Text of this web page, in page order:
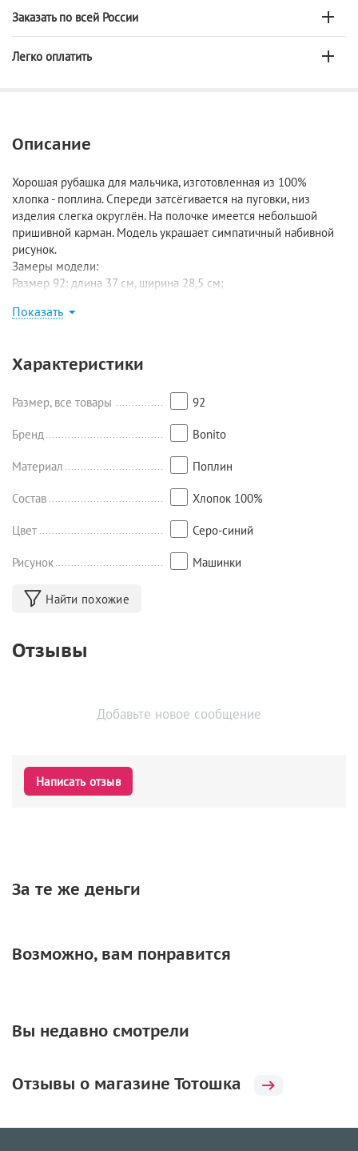
Заказать по всей России
Легко оплатить
Описание
Хорошая рубашка для мальчика, изготовленная из 100%
хлопка - поплина. Спереди затсёгивается на пуговки, низ
изделия слегка округлён. На полочке имеется небольшой
пришивной карман. Модель украшает симпатичный набивной
рисунок.
Замеры модели:
Размер 92: длина 37 см, ширина 28,5 см;
Размер 104: длина 40,5 см, ширина 31 см;
Показать
Характеристики
Размер, все товары 92
Бренд Bonito
Материал Поплин
Состав Хлопок 100%
Цвет Серо-синий
Рисунок Машинки
Найти похожие
Отзывы
Добавьте новое сообщение
Написать отзыв
За те же деньги
Возможно, вам понравится
Вы недавно смотрели
Отзывы о магазине Тотошка